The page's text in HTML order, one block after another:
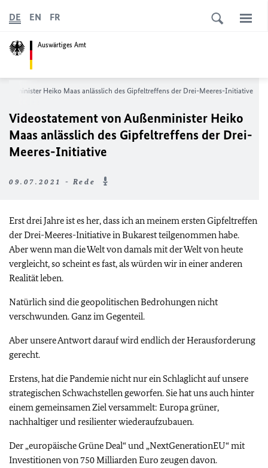
Auswärtiges Amt
DE EN FR
Heiko Maas anlässlich des Gipfeltreffens der Drei-Meeres-Initiative
Videostatement von Außenminister Heiko
Maas anlässlich des Gipfeltreffens der Drei-
Meeres-Initiative
09.07.2021 - Rede
Erst drei Jahre ist es her, dass ich an meinem ersten Gipfeltreffen
der Drei-Meeres-Initiative in Bukarest teilgenommen habe.
Aber wenn man die Welt von damals mit der Welt von heute
vergleicht, so scheint es fast, als würden wir in einer anderen
Realität leben.
Natürlich sind die geopolitischen Bedrohungen nicht
verschwunden. Ganz im Gegenteil.
Aber unsere Antwort darauf wird endlich der Herausforderung
gerecht.
Erstens, hat die Pandemie nicht nur ein Schlaglicht auf unsere
strategischen Schwachstellen geworfen. Sie hat uns auch hinter
einem gemeinsamen Ziel versammelt: Europa grüner,
nachhaltiger und resilienter wiederaufzubauen.
Der „europäische Grüne Deal“ und „NextGenerationEU“ mit
Investitionen von 750 Milliarden Euro zeugen davon.